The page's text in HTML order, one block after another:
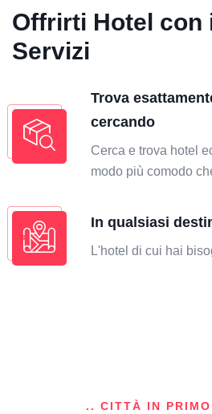
Offrirti Hotel con
Servizi
Trova
cercando
Cerca e trova hotel
modo più comodo
In qualsiasi
L'hotel di cui hai
.. CITTÀ IN